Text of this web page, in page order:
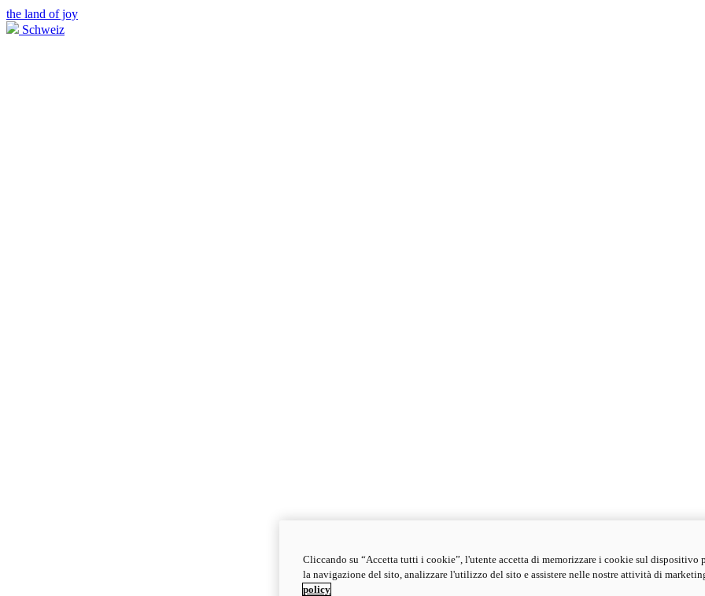
the land of joy
Schweiz
Cliccando su “Accetta tutti i cookie”, l'utente accetta di memorizzare i cookie sul dispositivo
la navigazione del sito, analizzare l'utilizzo del sito e assistere nelle nostre attività di
policy